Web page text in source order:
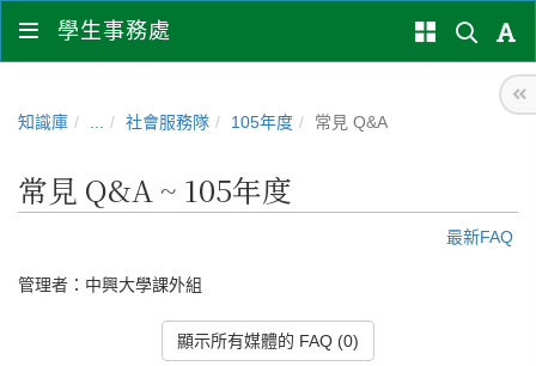
學生事務處
知識庫 社會服務隊 105年度 常見 Q&A
常見 Q&A ~ 105年度
最新FAQ
管理者： 中興大學課外組
顯示所有媒體的 FAQ (0)